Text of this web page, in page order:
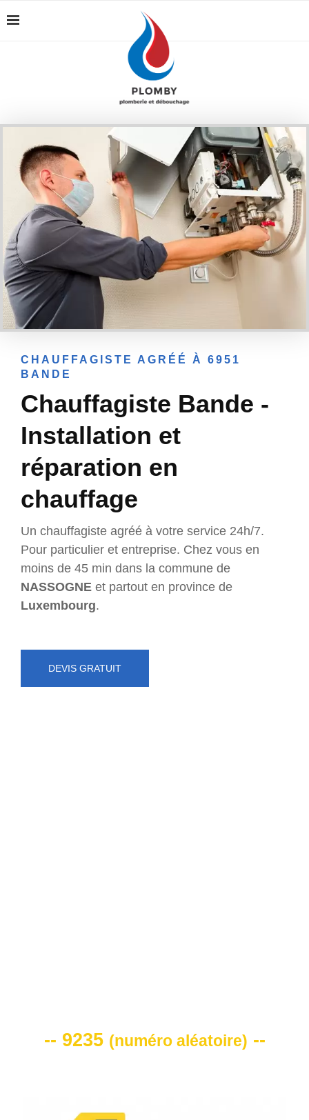
CHAUFFAGISTE AGRÉÉ À 6951
BANDE
Chauffagiste Bande -
Installation et
réparation en
chauffage
Un chauffagiste agréé à votre service 24h/7.
Pour particulier et entreprise. Chez vous en
moins de 45 min dans la commune de
NASSOGNE et partout en province de
Luxembourg.
DEVIS GRATUIT
-- 9235 (numéro aléatoire) --